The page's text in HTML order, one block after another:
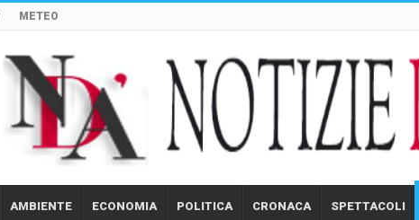
METEO
AMBIENTE ECONOMIA POLITICA CRONACA SPETTACOLI